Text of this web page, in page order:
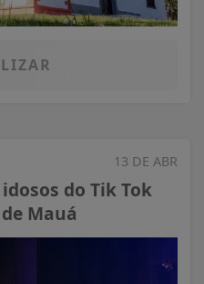
13 DE ABR
do Tik Tok
Mauá